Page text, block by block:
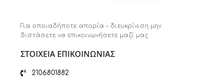
Για οποιαδήποτε απορία – διευκρίνιση μην
διστάσετε να επικοινωνήσετε μαζί μας
ΣΤΟΙΧΕΙΑ ΕΠΙΚΟΙΝΩΝΙΑΣ
2106801882